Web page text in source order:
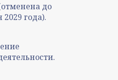
до
2029 года).